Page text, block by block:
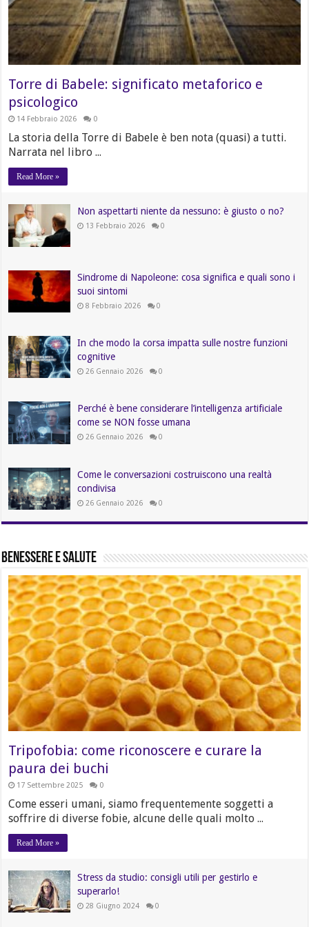
Torre di Babele: significato metaforico e
psicologico
14 Febbraio 2026 0
La storia della Torre di Babele è ben nota (quasi) a tutti.
Narrata nel libro ...
Read More »
Non aspettarti niente da nessuno: è giusto o no?
13 Febbraio 2026 0
Sindrome di Napoleone: cosa significa e quali sono i
suoi sintomi
8 Febbraio 2026 0
In che modo la corsa impatta sulle nostre funzioni
cognitive
26 Gennaio 2026 0
Perché è bene considerare l’intelligenza artificiale
come se NON fosse umana
26 Gennaio 2026 0
Come le conversazioni costruiscono una realtà
condivisa
26 Gennaio 2026 0
Benessere e Salute
Tripofobia: come riconoscere e curare la
paura dei buchi
17 Settembre 2025 0
Come esseri umani, siamo frequentemente soggetti a
soffrire di diverse fobie, alcune delle quali molto ...
Read More »
Stress da studio: consigli utili per gestirlo e
superarlo!
28 Giugno 2024 0